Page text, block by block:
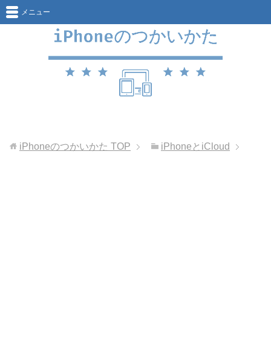
メニュー
iPhoneのつかいかた TOP iPhoneとiCloud